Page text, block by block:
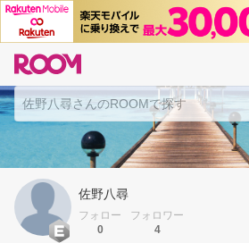
佐野八尋
フォロー
0
フォロワー
4